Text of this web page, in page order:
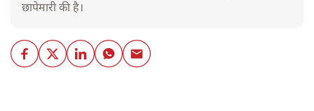
छापेमारी की है।